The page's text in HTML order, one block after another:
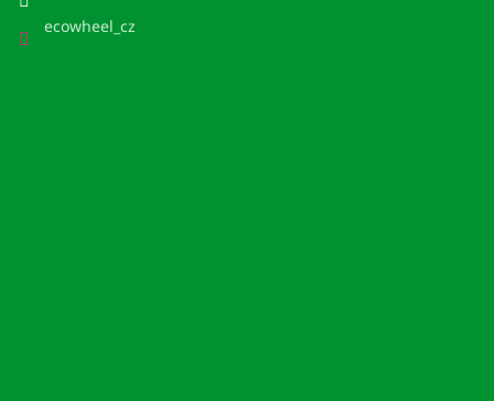
ecowheel_cz